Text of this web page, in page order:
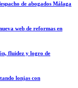
de abogados Málaga
web de reformas en
fluidez y logro de
lonjas con